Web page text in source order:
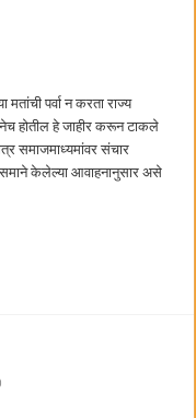
मतांची पर्वा न करता राज्य
होतील हे जाहीर करून टाकले
समाजमाध्यमांवर संचार
केलेल्या आवाहनानुसार असे